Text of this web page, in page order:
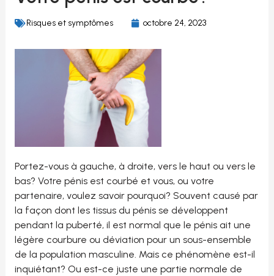
Risques et symptômes octobre 24, 2023
Portez-vous à gauche, à droite, vers le haut ou vers le
bas? Votre pénis est courbé et vous, ou votre
partenaire, voulez savoir pourquoi? Souvent causé par
la façon dont les tissus du pénis se développent
pendant la puberté, il est normal que le pénis ait une
légère courbure ou déviation pour un sous-ensemble
de la population masculine. Mais ce phénomène est-il
inquiétant? Ou est-ce juste une partie normale de